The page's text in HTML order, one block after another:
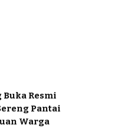
Resmi
Pantai
Warga